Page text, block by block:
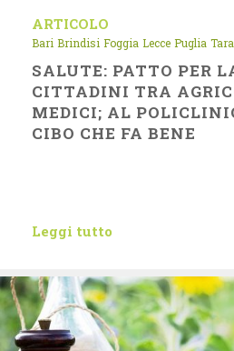
ARTICOLO
Bari Brindisi Foggia Lecce Puglia
SALUTE: PATTO PER
CITTADINI TRA
MEDICI; AL
CIBO CHE FA BENE
Leggi tutto